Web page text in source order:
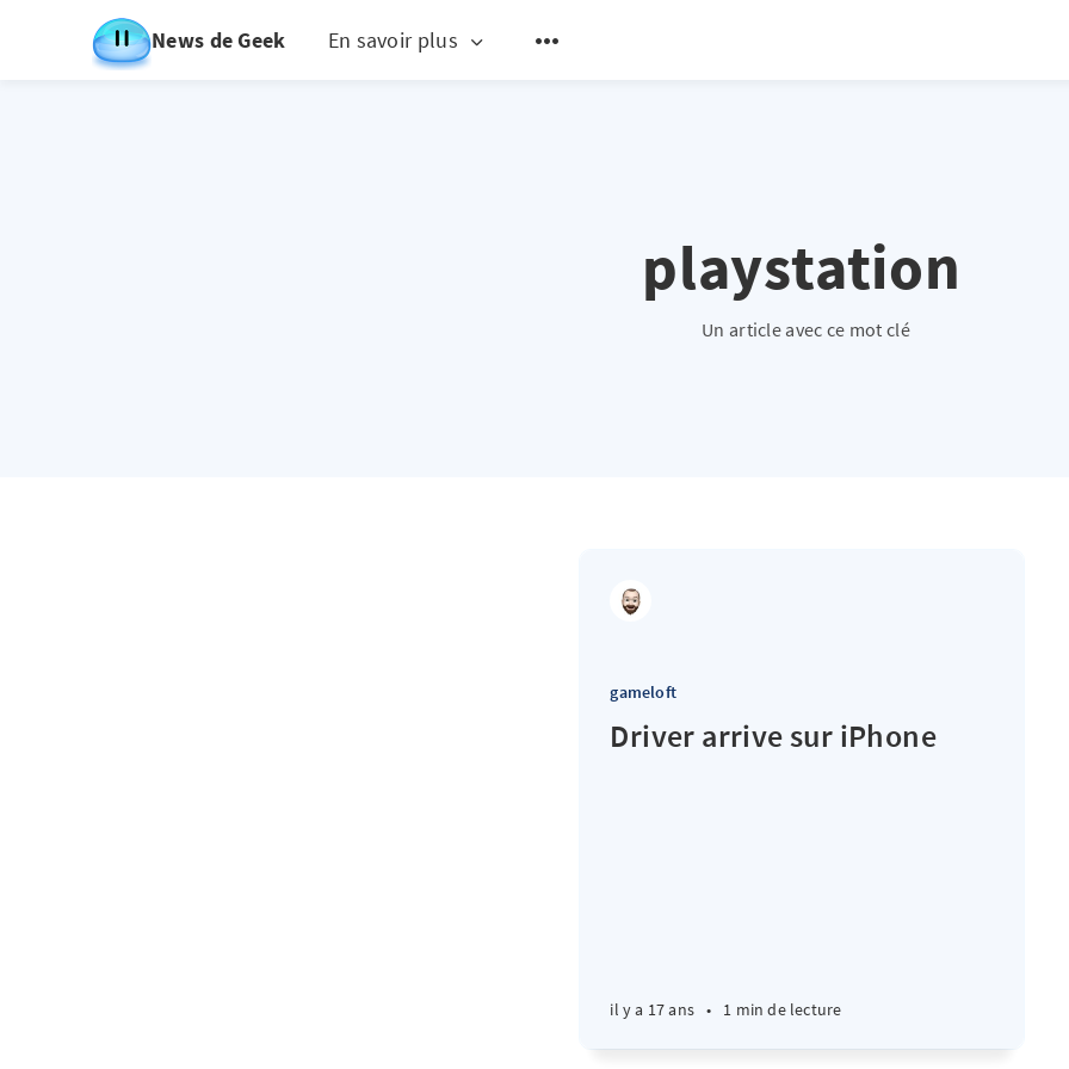
News de Geek En savoir plus
playstation
Un article avec ce mot clé
gameloft
Driver arrive sur iPhone
il y a 17 ans • 1 min de lecture